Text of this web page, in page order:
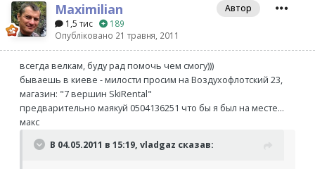
Maximilian
1,5 тис
189
Опубліковано 21 травня, 2011
Автор
всегда велкам, буду рад помочь чем смогу)))
бываешь в киеве - милости просим на Воздухофлотский 23,
магазин: "7 вершин SkiRental"
предварительно маякуй 0504136251 что бы я был на месте...
макс
В 04.05.2011 в 15:19, vladgaz сказав: